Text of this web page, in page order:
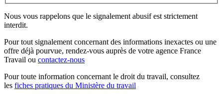
Nous vous rappelons que le signalement abusif est strictement
interdit.
Pour tout signalement concernant des informations inexactes ou une
offre déjà pourvue, rendez-vous auprès de votre agence France
Travail ou contactez-nous
Pour toute information concernant le droit du travail, consultez
les fiches pratiques du Ministère du travail